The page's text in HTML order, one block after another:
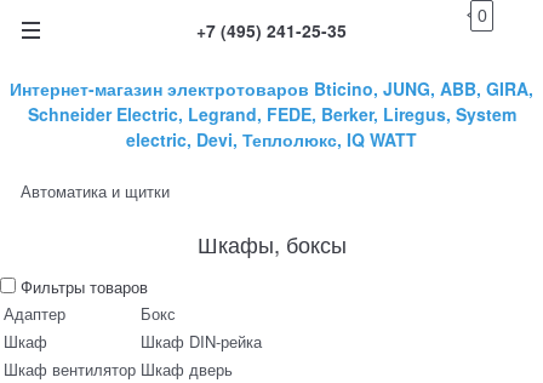
+7 (495) 241-25-35
0
Интернет-магазин электротоваров Bticino, JUNG, ABB, GIRA,
Schneider Electric, Legrand, FEDE, Berker, Liregus, System
electric, Devi, Теплолюкс, IQ WATT
Автоматика и щитки
Шкафы, боксы
Фильтры товаров
Адаптер
Бокс
Шкаф
Шкаф DIN-рейка
Шкаф вентилятор Шкаф дверь